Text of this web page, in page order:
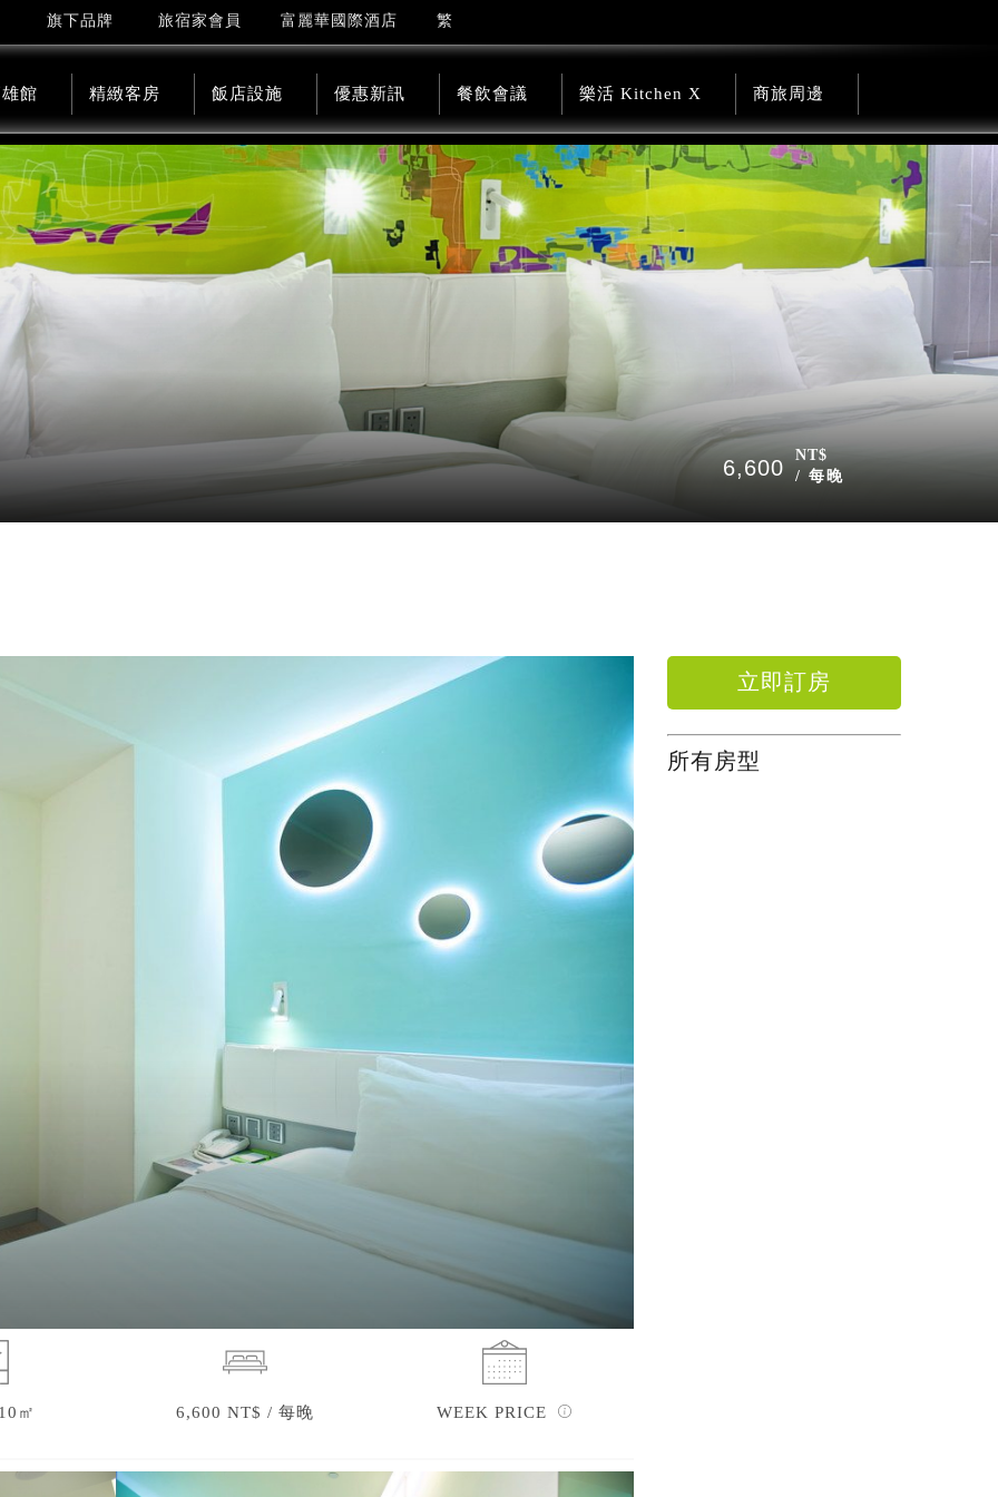
旗下品牌 旅宿家會員 富麗華國際酒店 繁
館 精緻客房 飯店設施 優惠新訊 餐飲會議 樂活 Kitchen X 商旅周邊
6,600
NT$
/ 每晚
㎡ 6,600 NT$ / 每晚 WEEK PRICE
立即訂房
所有房型